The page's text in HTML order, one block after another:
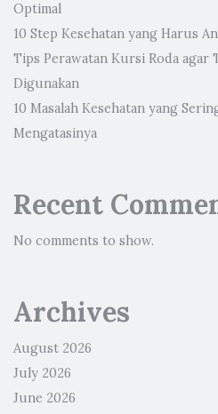
Optimal
10 Step Kesehatan yang Harus
Tips Perawatan Kursi Roda agar
Digunakan
10 Masalah Kesehatan yang
Mengatasinya
Recent
No comments to show.
Archives
August 2026
July 2026
June 2026